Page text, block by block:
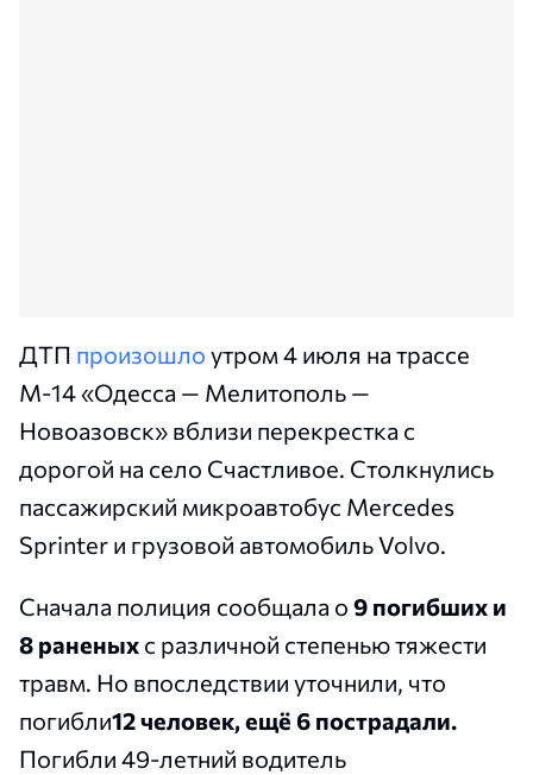
ДТП произошло утром 4 июля на трассе
М-14 «Одесса — Мелитополь —
Новоазовск» вблизи перекрестка с
дорогой на село Счастливое. Столкнулись
пассажирский микроавтобус Mercedes
Sprinter и грузовой автомобиль Volvo.
Сначала полиция сообщала о 9 погибших и
8 раненых с различной степенью тяжести
травм. Но впоследствии уточнили, что
погибли12 человек, ещё 6 пострадали.
Погибли 49-летний водитель